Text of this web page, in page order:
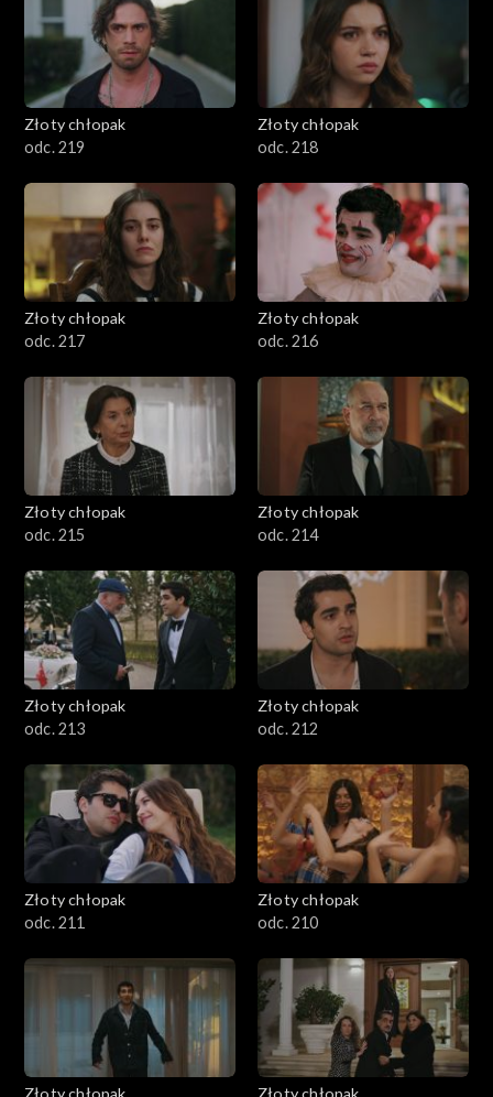
Złoty chłopak
odc. 219
Złoty chłopak
odc. 218
Złoty chłopak
odc. 217
Złoty chłopak
odc. 216
Złoty chłopak
odc. 215
Złoty chłopak
odc. 214
Złoty chłopak
odc. 213
Złoty chłopak
odc. 212
Złoty chłopak
odc. 211
Złoty chłopak
odc. 210
Złoty chłopak
Złoty chłopak